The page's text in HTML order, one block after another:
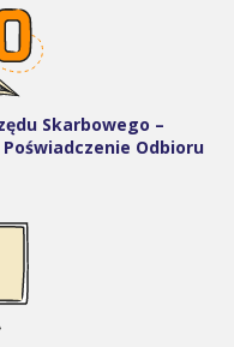
Skarbowego –
Odbioru